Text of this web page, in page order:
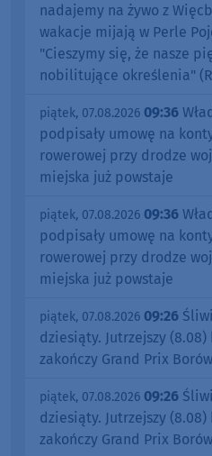
nadajemy na żywo z
wakacje mijają w Perle
"Cieszymy się, że nasze
nobilitujące określenia"
piątek, 07.08.2026 09:36
podpisały umowę na
rowerowej przy drodze
miejska już powstaje
piątek, 07.08.2026 09:36
podpisały umowę na
rowerowej przy drodze
miejska już powstaje
piątek, 07.08.2026 09:26
dziesiąty. Jutrzejszy
zakończy Grand Prix
piątek, 07.08.2026 09:26
dziesiąty. Jutrzejszy
zakończy Grand Prix